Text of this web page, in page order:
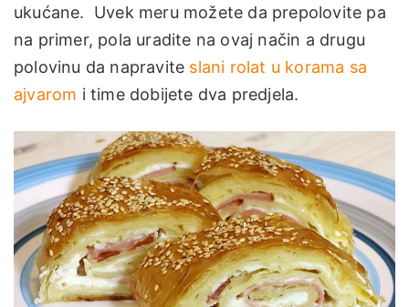
ukućane. Uvek meru možete da prepolovite pa
na primer, pola uradite na ovaj način a drugu
polovinu da napravite slani rolat u korama sa
ajvarom i time dobijete dva predjela.